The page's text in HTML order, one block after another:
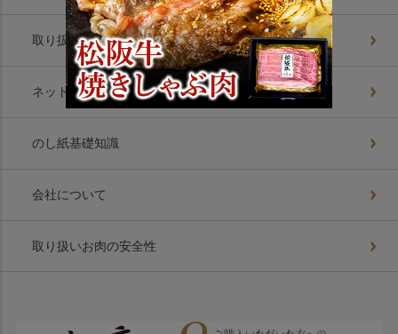
取り扱いお肉美味の理由
ネットショップ8つの約束
のし紙基礎知識
会社について
取り扱いお肉の安全性